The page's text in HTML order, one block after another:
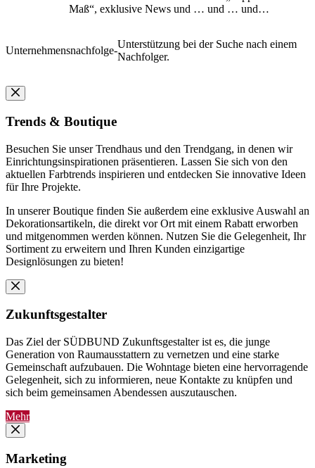
Maß“, exklusive News und … und … und…
Unternehmensnachfolge-
Unterstützung bei der Suche nach einem
Nachfolger.
Trends & Boutique
Besuchen Sie unser Trendhaus und den Trendgang, in denen wir
Einrichtungsinspirationen präsentieren. Lassen Sie sich von den
aktuellen Farbtrends inspirieren und entdecken Sie innovative Ideen
für Ihre Projekte.
In unserer Boutique finden Sie außerdem eine exklusive Auswahl an
Dekorationsartikeln, die direkt vor Ort mit einem Rabatt erworben
und mitgenommen werden können. Nutzen Sie die Gelegenheit, Ihr
Sortiment zu erweitern und Ihren Kunden einzigartige
Designlösungen zu bieten!
Zukunftsgestalter
Das Ziel der SÜDBUND Zukunftsgestalter ist es, die junge
Generation von Raumausstattern zu vernetzen und eine starke
Gemeinschaft aufzubauen. Die Wohntage bieten eine hervorragende
Gelegenheit, sich zu informieren, neue Kontakte zu knüpfen und
sich beim gemeinsamen Abendessen auszutauschen.
Mehr
Marketing